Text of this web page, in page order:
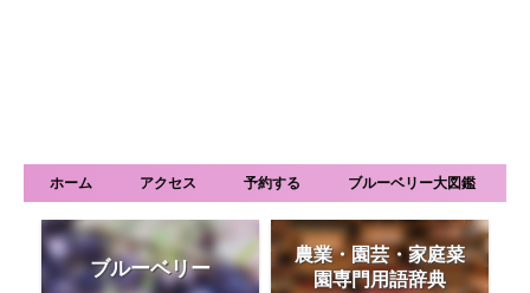
ホーム アクセス 予約する ブルーベリー大図鑑
ブルーベリー
農業・園芸・家庭菜
園専門用語辞典